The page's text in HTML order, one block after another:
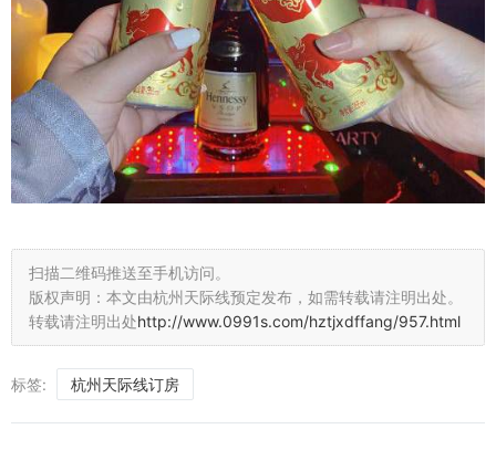
扫描二维码推送至手机访问。
版权声明：本文由杭州天际线预定发布，如需转载请注明出处。
转载请注明出处http://www.0991s.com/hztjxdffang/957.html
标签: 杭州天际线订房